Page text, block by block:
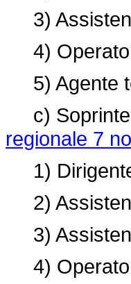
3)
4)
5) Agente
c)
regionale 7
1)
2)
3)
4)